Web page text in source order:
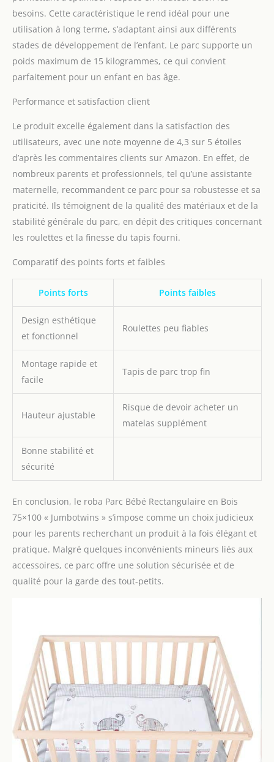
besoins. Cette caractéristique le rend idéal pour une
utilisation à long terme, s’adaptant ainsi aux différents
stades de développement de l’enfant. Le parc supporte un
poids maximum de 15 kilogrammes, ce qui convient
parfaitement pour un enfant en bas âge.
Performance et satisfaction client
Le produit excelle également dans la satisfaction des
utilisateurs, avec une note moyenne de 4,3 sur 5 étoiles
d’après les commentaires clients sur Amazon. En effet, de
nombreux parents et professionnels, tel qu’une assistante
maternelle, recommandent ce parc pour sa robustesse et sa
praticité. Ils témoignent de la qualité des matériaux et de la
stabilité générale du parc, en dépit des critiques concernant
les roulettes et la finesse du tapis fourni.
Comparatif des points forts et faibles
Points forts Points faibles
Design esthétique
et fonctionnel
Roulettes peu fiables
Montage rapide et
facile
Tapis de parc trop fin
Hauteur ajustable
Risque de devoir acheter un
matelas supplément
Bonne stabilité et
sécurité
En conclusion, le roba Parc Bébé Rectangulaire en Bois
75×100 « Jumbotwins » s’impose comme un choix judicieux
pour les parents recherchant un produit à la fois élégant et
pratique. Malgré quelques inconvénients mineurs liés aux
accessoires, ce parc offre une solution sécurisée et de
qualité pour la garde des tout-petits.